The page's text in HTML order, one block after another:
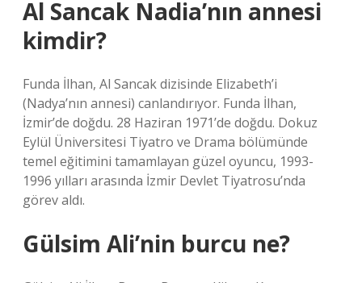
Al Sancak Nadia’nın annesi
kimdir?
Funda İlhan, Al Sancak dizisinde Elizabeth’i
(Nadya’nın annesi) canlandırıyor. Funda İlhan,
İzmir’de doğdu. 28 Haziran 1971’de doğdu. Dokuz
Eylül Üniversitesi Tiyatro ve Drama bölümünde
temel eğitimini tamamlayan güzel oyuncu, 1993-
1996 yılları arasında İzmir Devlet Tiyatrosu’nda
görev aldı.
Gülsim Ali’nin burcu ne?